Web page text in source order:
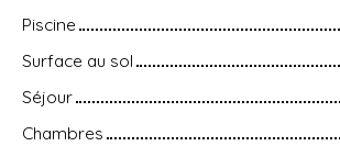
Piscine
Surface au sol
Séjour
Chambres